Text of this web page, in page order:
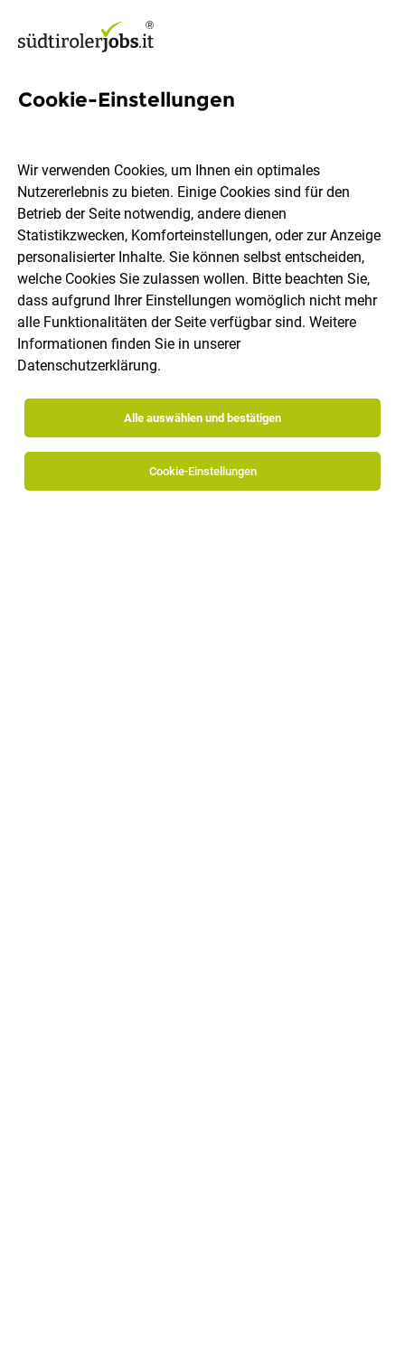
Chef de Partie (m/w/d)
Feuerstein Nature Family Resort
Brenner, Pflersch Vollzeit 12.07.2026
Cookie-Einstellungen
Wir verwenden Cookies, um Ihnen ein optimales
Nutzererlebnis zu bieten. Einige Cookies sind für den
Betrieb der Seite notwendig, andere dienen
Statistikzwecken, Komforteinstellungen, oder zur Anzeige
personalisierter Inhalte. Sie können selbst entscheiden,
welche Cookies Sie zulassen wollen. Bitte beachten Sie,
dass aufgrund Ihrer Einstellungen womöglich nicht mehr
alle Funktionalitäten der Seite verfügbar sind. Weitere
Informationen finden Sie in unserer
Datenschutzerklärung.
Alle auswählen und bestätigen
Cookie-Einstellungen